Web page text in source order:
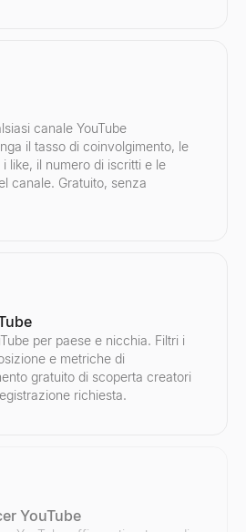
per paese e nicchia. Filtri i
Instagram
Instagram affiancati — tasso di
TikTok
TikTok affiancati — tasso di
canale YouTube
il tasso di coinvolgimento, le
like, il numero di iscritti e le
canale. Gratuito, senza
per paese e nicchia. Filtri i
e metriche di
gratuito di scoperta creatori
richiesta.
YouTube